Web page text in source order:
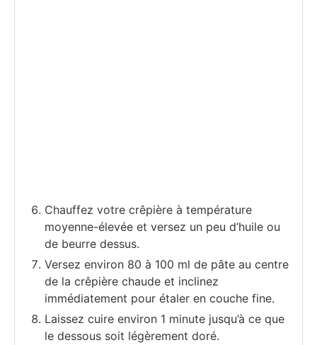
Chauffez votre crêpière à température
moyenne-élevée et versez un peu d’huile ou
de beurre dessus.
Versez environ 80 à 100 ml de pâte au centre
de la crêpière chaude et inclinez
immédiatement pour étaler en couche fine.
Laissez cuire environ 1 minute jusqu’à ce que
le dessous soit légèrement doré.